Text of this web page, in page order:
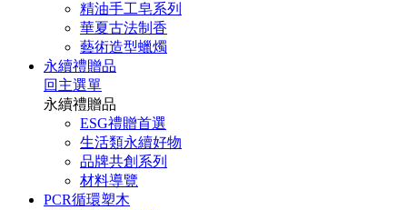
精油手工皂系列
華夏古法制香
藝術造型蠟燭
永續禮贈品
回主選單
永續禮贈品
ESG禮贈首選
生活類永續好物
品牌共創系列
材料導覽
PCR循環塑木